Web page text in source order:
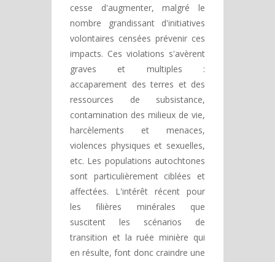
cesse d'augmenter, malgré le
nombre grandissant d'initiatives
volontaires censées prévenir ces
impacts. Ces violations s'avèrent
graves et multiples :
accaparement des terres et des
ressources de subsistance,
contamination des milieux de vie,
harcèlements et menaces,
violences physiques et sexuelles,
etc. Les populations autochtones
sont particulièrement ciblées et
affectées. L'intérêt récent pour
les filières minérales que
suscitent les scénarios de
transition et la ruée minière qui
en résulte, font donc craindre une